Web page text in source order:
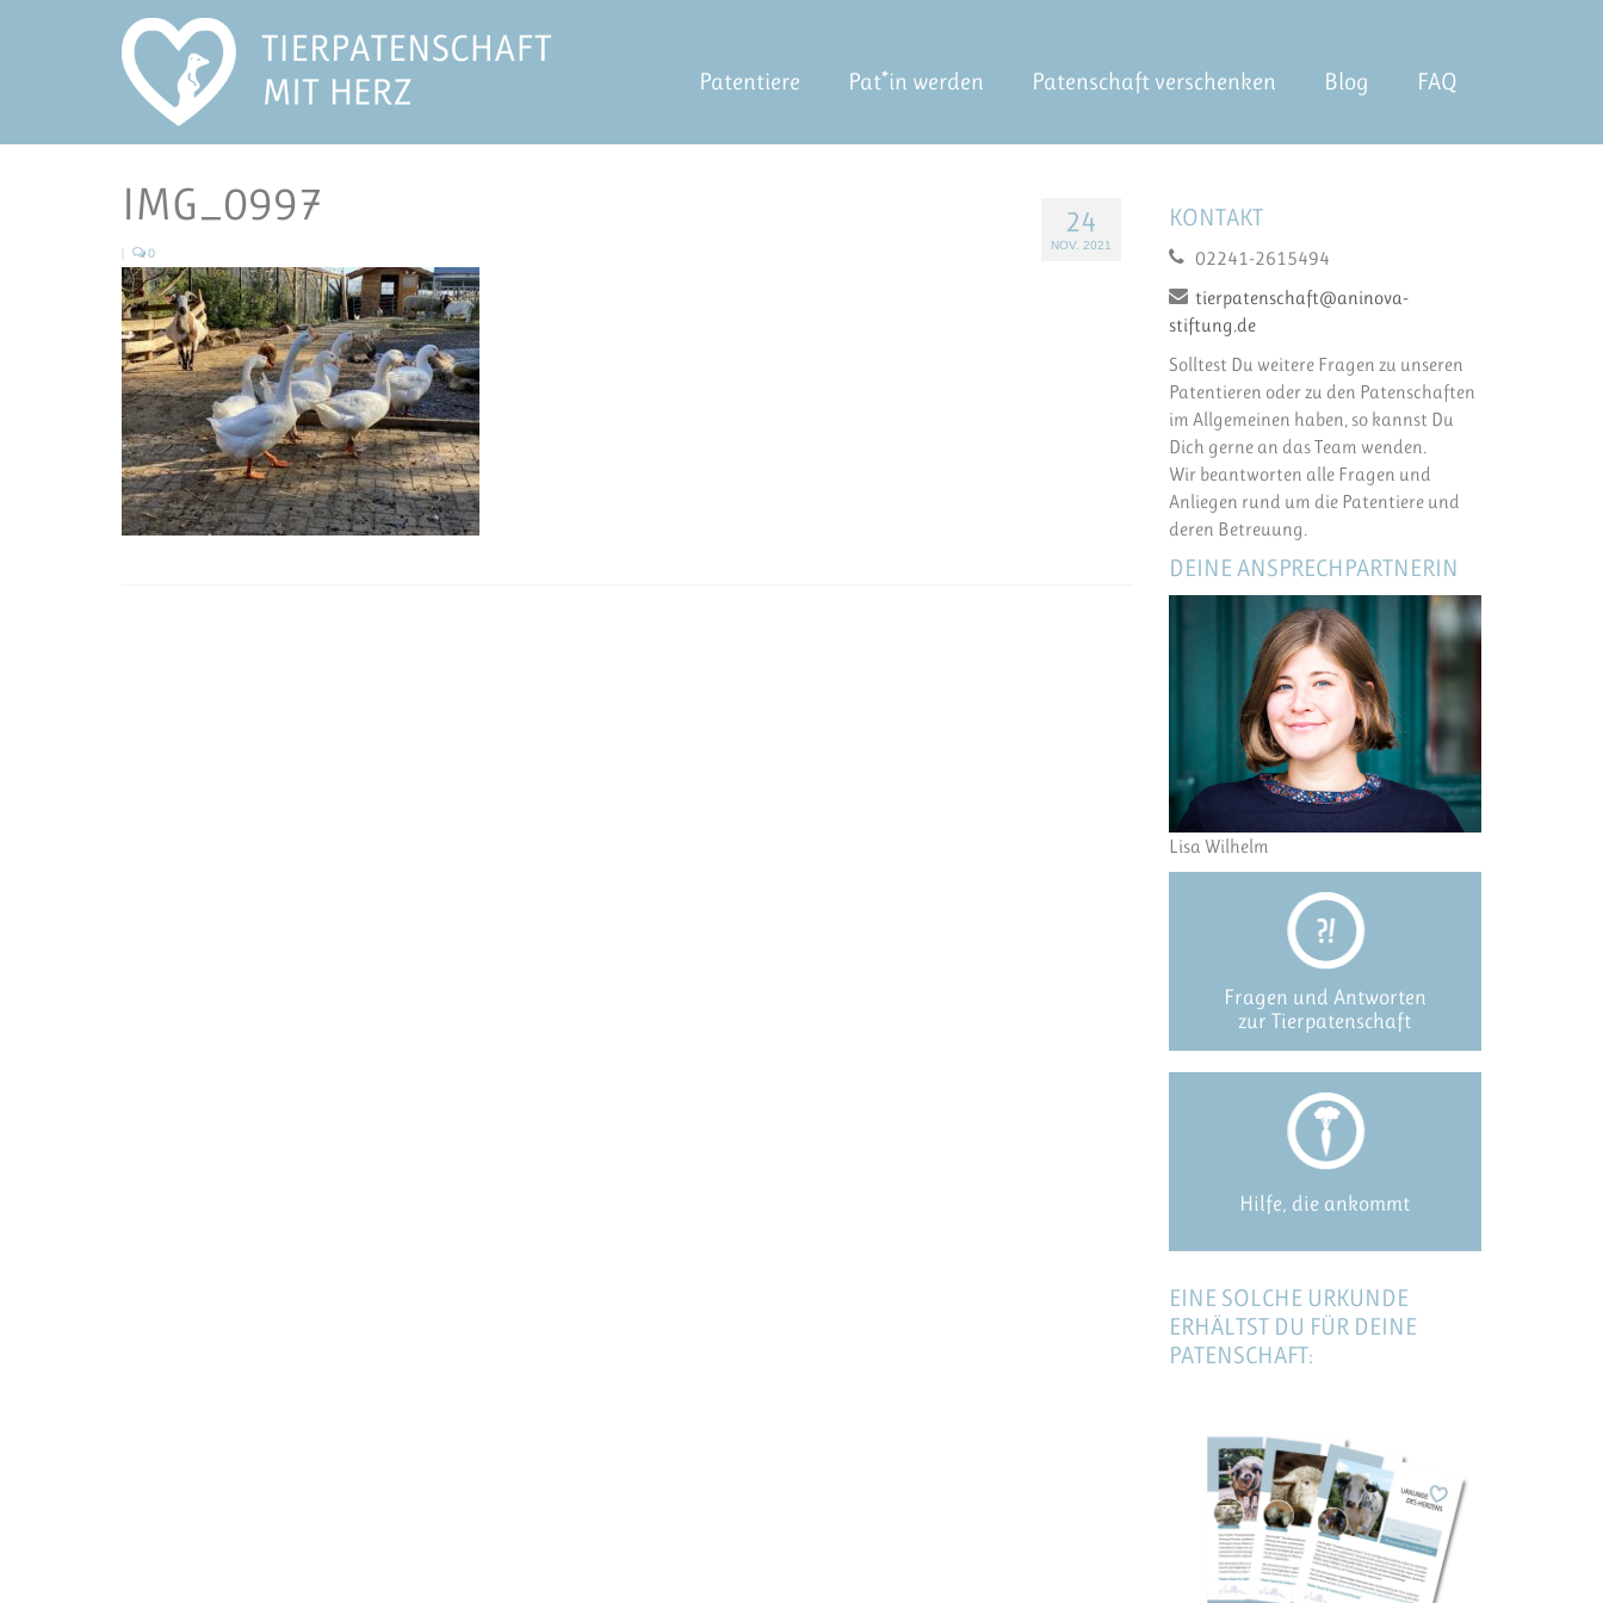
Patentiere Pat*in werden Patenschaft verschenken Blog FAQ
24
NOV. 2021
IMG_0997
0
KONTAKT
02241-2615494
tierpatenschaft@aninova-
stiftung.de
Solltest Du weitere Fragen zu unseren
Patentieren oder zu den Patenschaften
im Allgemeinen haben, so kannst Du
Dich gerne an das Team wenden.
Wir beantworten alle Fragen und
Anliegen rund um die Patentiere und
deren Betreuung.
DEINE ANSPRECHPARTNERIN
Lisa Wilhelm
Fragen und Antworten
zur Tierpatenschaft
Hilfe, die ankommt
EINE SOLCHE URKUNDE
ERHÄLTST DU FÜR DEINE
PATENSCHAFT: